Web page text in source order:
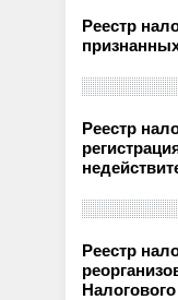
Реестр
Реестр
Реестр